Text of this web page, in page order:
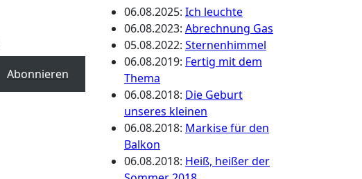
Abonnieren
06.08.2025: Ich leuchte
06.08.2023: Abrechnung Gas
05.08.2022: Sternenhimmel
06.08.2019: Fertig mit dem
Thema
06.08.2018: Die Geburt
unseres kleinen
06.08.2018: Markise für den
Balkon
06.08.2018: Heiß, heißer der